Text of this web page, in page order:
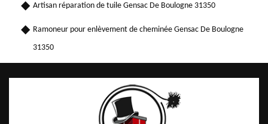
Artisan réparation de tuile Gensac De Boulogne 31350
Ramoneur pour enlèvement de cheminée Gensac De Boulogne
31350